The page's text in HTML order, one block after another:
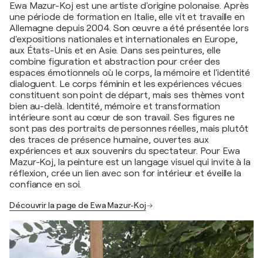
Ewa Mazur-Koj est une artiste d'origine polonaise. Après
une période de formation en Italie, elle vit et travaille en
Allemagne depuis 2004. Son œuvre a été présentée lors
d'expositions nationales et internationales en Europe,
aux États-Unis et en Asie. Dans ses peintures, elle
combine figuration et abstraction pour créer des
espaces émotionnels où le corps, la mémoire et l'identité
dialoguent. Le corps féminin et les expériences vécues
constituent son point de départ, mais ses thèmes vont
bien au-delà. Identité, mémoire et transformation
intérieure sont au cœur de son travail. Ses figures ne
sont pas des portraits de personnes réelles, mais plutôt
des traces de présence humaine, ouvertes aux
expériences et aux souvenirs du spectateur. Pour Ewa
Mazur-Koj, la peinture est un langage visuel qui invite à la
réflexion, crée un lien avec son for intérieur et éveille la
confiance en soi.
Découvrir la page de Ewa Mazur-Koj